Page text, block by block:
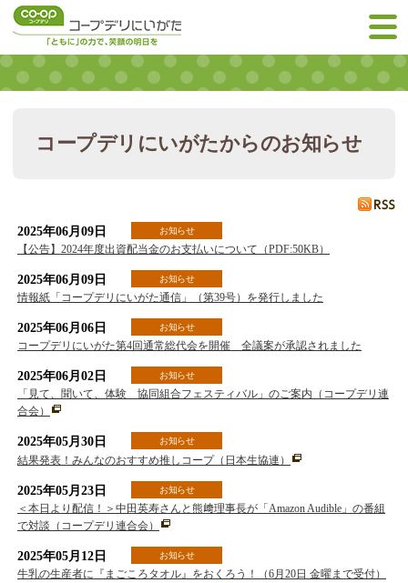
コープデリにいがたからのお知らせ
2025年06月09日 お知らせ
【公告】2024年度出資配当金のお支払いについて（PDF:50KB）
2025年06月09日 お知らせ
情報紙「コープデリにいがた通信」（第39号）を発行しました
2025年06月06日 お知らせ
コープデリにいがた第4回通常総代会を開催 全議案が承認されました
2025年06月02日 お知らせ
「見て、聞いて、体験 協同組合フェスティバル」のご案内（コープデリ連
合会）
2025年05月30日 お知らせ
結果発表！みんなのおすすめ推しコープ（日本生協連）
2025年05月23日 お知らせ
＜本日より配信！＞中田英寿さんと熊﨑理事長が「Amazon Audible」の番組
で対談（コープデリ連合会）
2025年05月12日 お知らせ
牛乳の生産者に『まごころタオル』をおくろう！（6月20日 金曜まで受付）